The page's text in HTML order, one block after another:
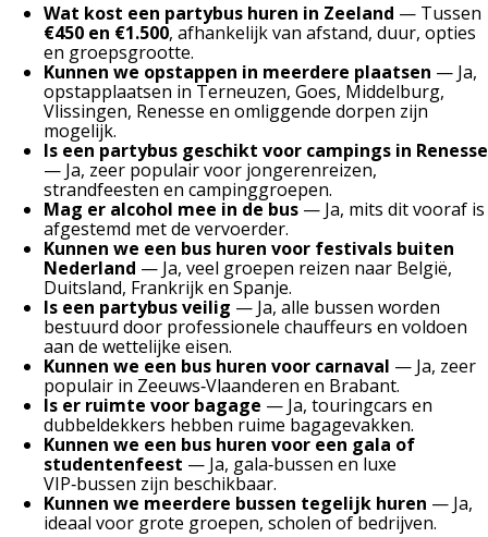
Wat kost een partybus huren in Zeeland — Tussen
€450 en €1.500, afhankelijk van afstand, duur, opties
en groepsgrootte.
Kunnen we opstappen in meerdere plaatsen — Ja,
opstapplaatsen in Terneuzen, Goes, Middelburg,
Vlissingen, Renesse en omliggende dorpen zijn
mogelijk.
Is een partybus geschikt voor campings in Renesse
— Ja, zeer populair voor jongerenreizen,
strandfeesten en campinggroepen.
Mag er alcohol mee in de bus — Ja, mits dit vooraf is
afgestemd met de vervoerder.
Kunnen we een bus huren voor festivals buiten
Nederland — Ja, veel groepen reizen naar België,
Duitsland, Frankrijk en Spanje.
Is een partybus veilig — Ja, alle bussen worden
bestuurd door professionele chauffeurs en voldoen
aan de wettelijke eisen.
Kunnen we een bus huren voor carnaval — Ja, zeer
populair in Zeeuws‑Vlaanderen en Brabant.
Is er ruimte voor bagage — Ja, touringcars en
dubbeldekkers hebben ruime bagagevakken.
Kunnen we een bus huren voor een gala of
studentenfeest — Ja, gala‑bussen en luxe
VIP‑bussen zijn beschikbaar.
Kunnen we meerdere bussen tegelijk huren — Ja,
ideaal voor grote groepen, scholen of bedrijven.